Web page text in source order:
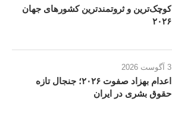
کوچک‌ترین و ثروتمندترین کشورهای جهان
۲۰۲۶
3 آگوست 2026
اعدام بهزاد صفوت ۲۰۲۶؛ جنجال تازه
حقوق بشری در ایران